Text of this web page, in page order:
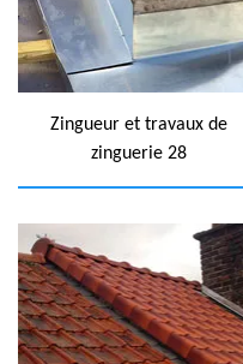
Zingueur et travaux de
zinguerie 28